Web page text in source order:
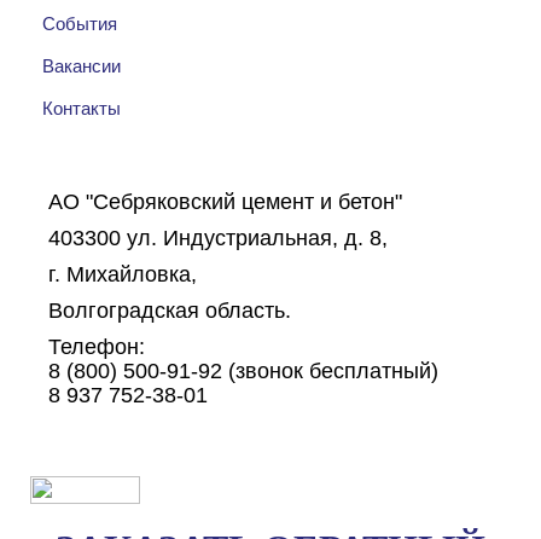
События
Вакансии
Контакты
АО "Себряковский цемент и бетон"
403300 ул. Индустриальная, д. 8,
г. Михайловка,
Волгоградская область.
Телефон:
8 (800) 500-91-92 (звонок бесплатный)
8 937 752-38-01